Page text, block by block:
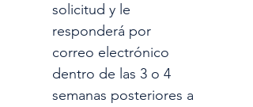
solicitud y le
responderá por
correo electrónico
dentro de las 3 o 4
semanas posteriores a